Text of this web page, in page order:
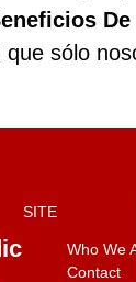
que sólo
SITE
Who We
Contact